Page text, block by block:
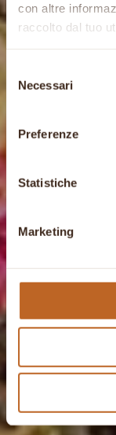
con altre
raccolto dal tuo
delNecessari
Preferenze
Statistiche
Marketing